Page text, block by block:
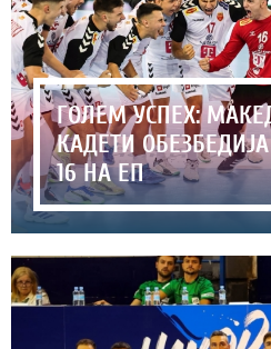
ГОЛЕМ УСПЕХ:
КАДЕТИ
16 НА ЕП